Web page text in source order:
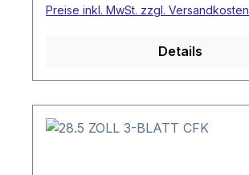
Preise inkl. MwSt. zzgl. Versandkosten
Details